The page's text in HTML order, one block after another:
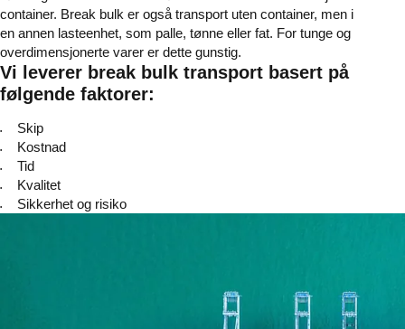
container. Break bulk er også transport uten container, men i
en annen lasteenhet, som palle, tønne eller fat. For tunge og
overdimensjonerte varer er dette gunstig.
Vi leverer break bulk transport basert på
følgende faktorer:
Skip
Kostnad
Tid
Kvalitet
Sikkerhet og risiko